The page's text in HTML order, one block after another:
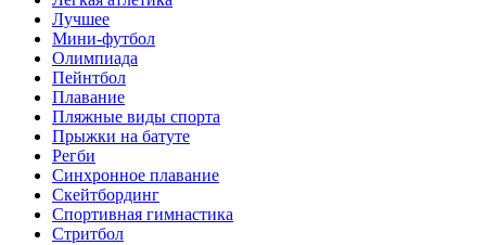
Лучшее
Мини-футбол
Олимпиада
Пейнтбол
Плавание
Пляжные виды спорта
Прыжки на батуте
Регби
Синхронное плавание
Скейтбординг
Спортивная гимнастика
Стритбол